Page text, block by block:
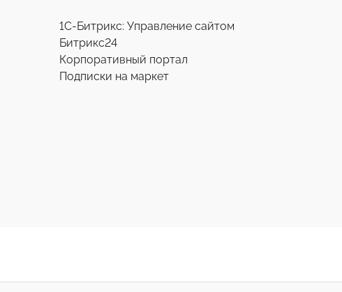
1С-Битрикс: Управление сайтом
Битрикс24
Корпоративный портал
Подписки на маркет